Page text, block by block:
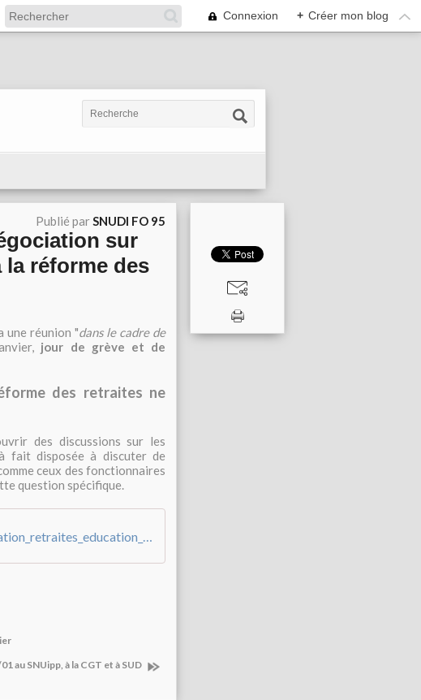
Connexion + Créer mon blog
Publié parSNUDI FO 95
sur
réforme des
une réunion "dans le cadre de
jour de grève et de
des retraites ne
des discussions sur les
fait disposée à discuter de
ceux des fonctionnaires
question spécifique.
au SNUipp, à la CGT et à SUD